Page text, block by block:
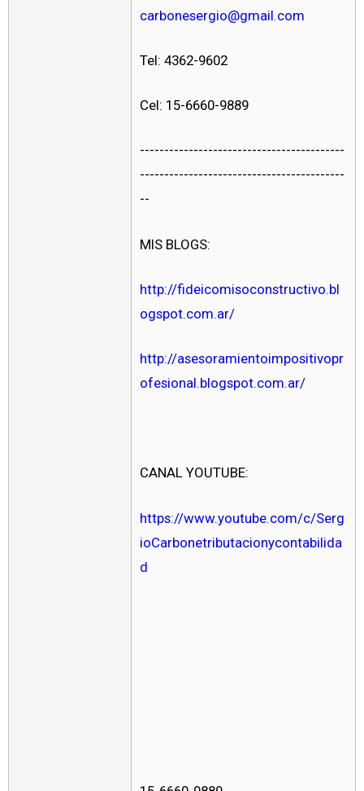
carbonesergio@gmail.com
Tel: 4362-9602
Cel: 15-6660-9889
------------------------------------------
------------------------------------------
--
MIS BLOGS:
http://fideicomisoconstructivo.bl
ogspot.com.ar/
http://asesoramientoimpositivopr
ofesional.blogspot.com.ar/
CANAL YOUTUBE:
https://www.youtube.com/c/Serg
ioCarbonetributacionycontabilida
d